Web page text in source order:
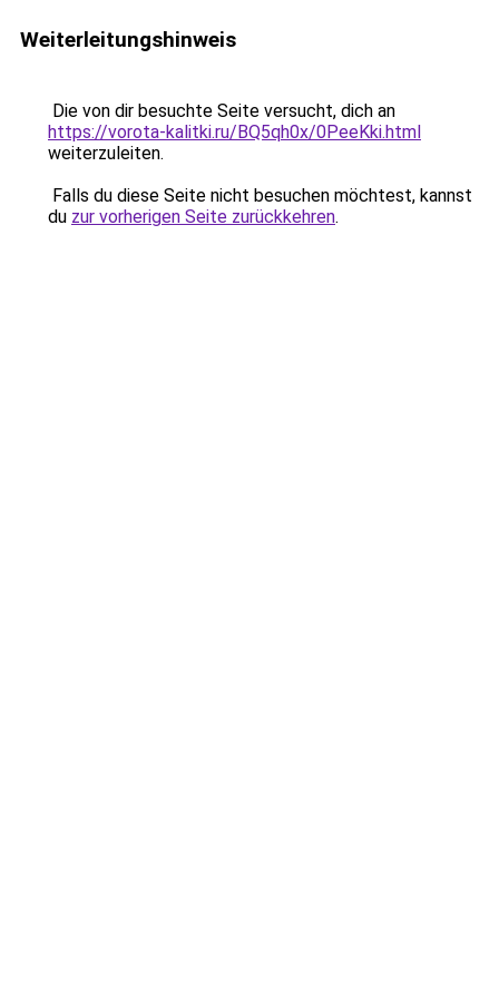
Weiterleitungshinweis
Die von dir besuchte Seite versucht, dich an
https://vorota-kalitki.ru/BQ5qh0x/0PeeKki.html
weiterzuleiten.
Falls du diese Seite nicht besuchen möchtest, kannst
du zur vorherigen Seite zurückkehren.